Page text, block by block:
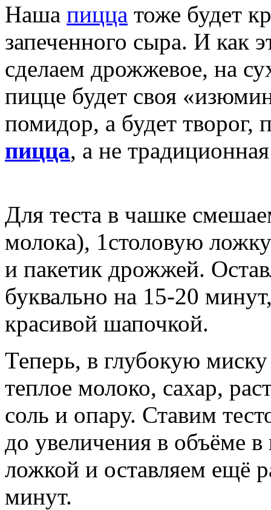
Наша пицца тоже будет
запеченного сыра. И как
сделаем дрожжевое, на
пицце будет своя
помидор, а будет творог,
пицца, а не
Для теста в чашке
молока), 1столовую
и пакетик дрожжей.
буквально на 15-20
красивой шапочкой.
Теперь, в глубокую
теплое молоко, сахар,
соль и опару. Ставим
до увеличения в объёме
ложкой и оставляем ещё
минут.